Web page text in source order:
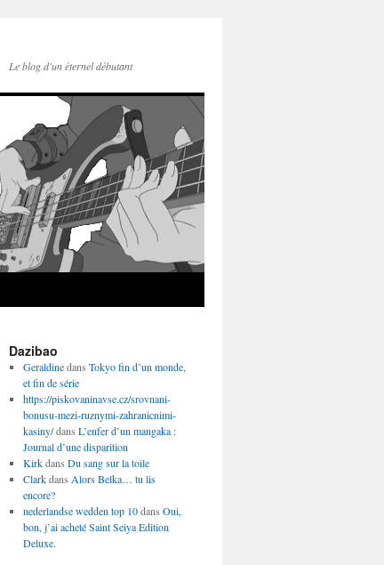
Le blog d'un éternel débutant
Dazibao
Geraldinedans Tokyo fin d’un monde,
et fin de série
https://piskovaninavse.cz/srovnani-
bonusu-mezi-ruznymi-zahranicnimi-
kasiny/dans L’enfer d’un mangaka :
Journal d’une disparition
Kirkdans Du sang sur la toile
Clarkdans Alors Belka… tu lis
encore?
nederlandse wedden top 10dans Oui,
bon, j’ai acheté Saint Seiya Edition
Deluxe.